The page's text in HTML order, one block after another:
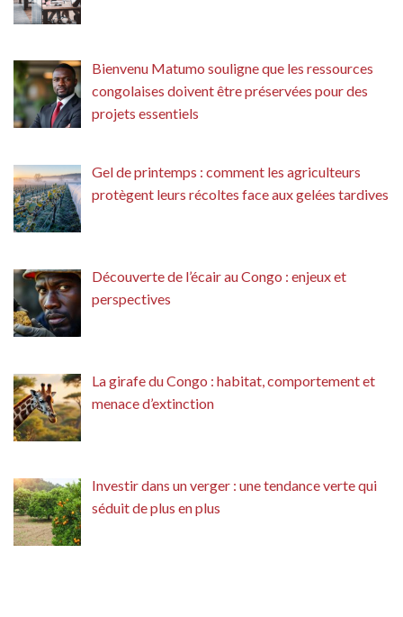
Bienvenu Matumo souligne que les ressources
congolaises doivent être préservées pour des
projets essentiels
Gel de printemps : comment les agriculteurs
protègent leurs récoltes face aux gelées tardives
Découverte de l’écair au Congo : enjeux et
perspectives
La girafe du Congo : habitat, comportement et
menace d’extinction
Investir dans un verger : une tendance verte qui
séduit de plus en plus